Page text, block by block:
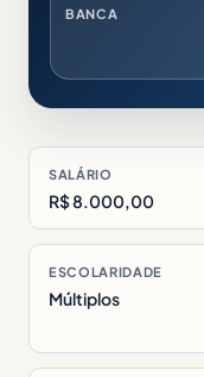
BANCA
SALÁRIO
R$ 8.000,00
ESCOLARIDADE
Múltiplos